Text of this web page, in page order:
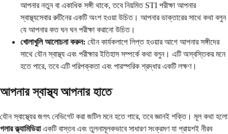
আপনার নতুন বা একাধিক সঙ্গী থাকে, তবে নিয়মিত STI পরীক্ষা আপনার
স্বাস্থ্যসেবার রুটিনের একটি অংশ হওয়া উচিত। আপনার ডাক্তারের সাথে কথা বলুন
যে আপনার কত ঘন ঘন পরীক্ষা করানো উচিত।
খোলাখুলি আলোচনা করুন: যৌন কার্যকলাপে লিপ্ত হওয়ার আগে আপনার সঙ্গীদের
সাথে যৌন স্বাস্থ্য এবং পরীক্ষার ইতিহাস সম্পর্কে কথা বলুন। এটি অস্বস্তিকর মনে
হতে পারে, তবে এটি পরিপক্কতা এবং পারস্পরিক শ্রদ্ধার একটি লক্ষণ।
আপনার স্বাস্থ্য আপনার হাতে
যৌন স্বাস্থ্যের জগৎ নেভিগেট করা জটিল মনে হতে পারে, তবে জ্ঞানই শক্তি। মূল কথা হলো
গলার ক্ল্যামিডিয়াএকটি বাস্তব এবং তুলনামূলকভাবে সাধারণ সংক্রমণ যা প্রায়শই নীরব